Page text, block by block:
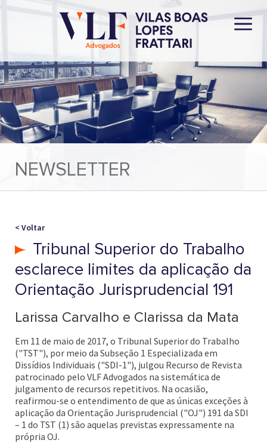
NEWSLETTER
< Voltar
Tribunal Superior do Trabalho
esclarece limites da aplicação da
Orientação Jurisprudencial 191
Larissa Carvalho e Clarissa da Mata
Em 11 de maio de 2017, o Tribunal Superior do Trabalho
("TST"), por meio da Subseção 1 Especializada em
Dissídios Individuais ("SDI-1"), julgou Recurso de Revista
patrocinado pelo VLF Advogados na sistemática de
julgamento de recursos repetitivos. Na ocasião,
reafirmou-se o entendimento de que as únicas exceções à
aplicação da Orientação Jurisprudencial ("OJ") 191 da SDI
– 1 do TST (1) são aquelas previstas expressamente na
própria OJ.